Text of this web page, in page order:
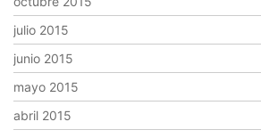
julio 2015
junio 2015
mayo 2015
abril 2015